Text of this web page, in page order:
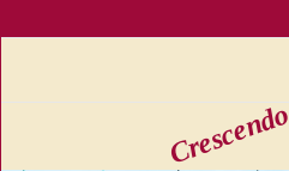
Crescendo